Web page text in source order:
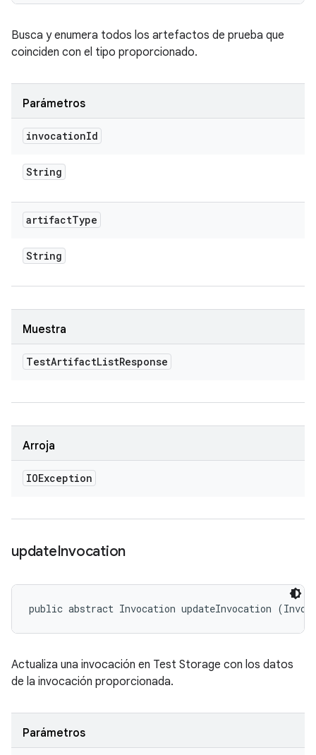
Busca y enumera todos los artefactos de prueba que
coinciden con el tipo proporcionado.
Parámetros
invocationId
String
artifactType
String
Muestra
TestArtifactListResponse
Arroja
IOException
updateInvocation
public abstract Invocation updateInvocation
Actualiza una invocación en Test Storage con los datos
de la invocación proporcionada.
Parámetros